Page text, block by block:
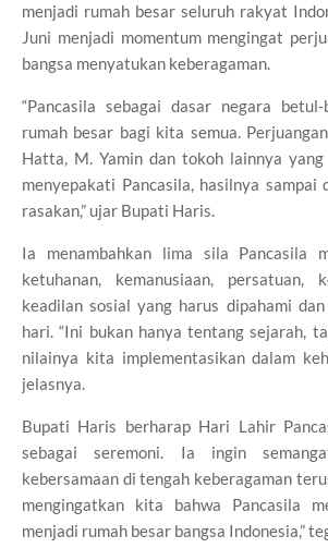
menjadi rumah besar seluruh rakyat
Juni menjadi momentum mengingat
bangsa menyatukan keberagaman.
“Pancasila sebagai dasar negara
rumah besar bagi kita semua.
Hatta, M. Yamin dan tokoh lainnya yang
menyepakati Pancasila, hasilnya
rasakan,” ujar Bupati Haris.
Ia menambahkan lima sila Pancasila
ketuhanan, kemanusiaan, persatuan,
keadilan sosial yang harus dipahami
hari. “Ini bukan hanya tentang sejarah,
nilainya kita implementasikan dalam
jelasnya.
Bupati Haris berharap Hari Lahir
sebagai seremoni. Ia ingin
kebersamaan di tengah keberagaman
mengingatkan kita bahwa Pancasila
menjadi rumah besar bangsa Indonesia,”